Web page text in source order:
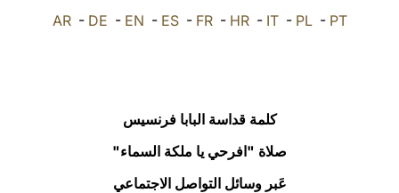
中文
AR- DE - EN - ES- FR- HR- IT- PL- PT
كلمة قداسة البابا فرنسيس
صلاة "افرحي يا ملكة السماء"
عَبر وسائل التواصل الاجتماعي